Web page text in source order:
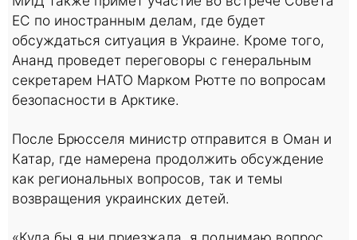
ЕС по иностранным делам, где будет
обсуждаться ситуация в Украине. Кроме того,
Ананд проведет переговоры с генеральным
секретарем НАТО Марком Рютте по вопросам
безопасности в Арктике.
После Брюсселя министр отправится в Оман и
Катар, где намерена продолжить обсуждение
как региональных вопросов, так и темы
возвращения украинских детей.